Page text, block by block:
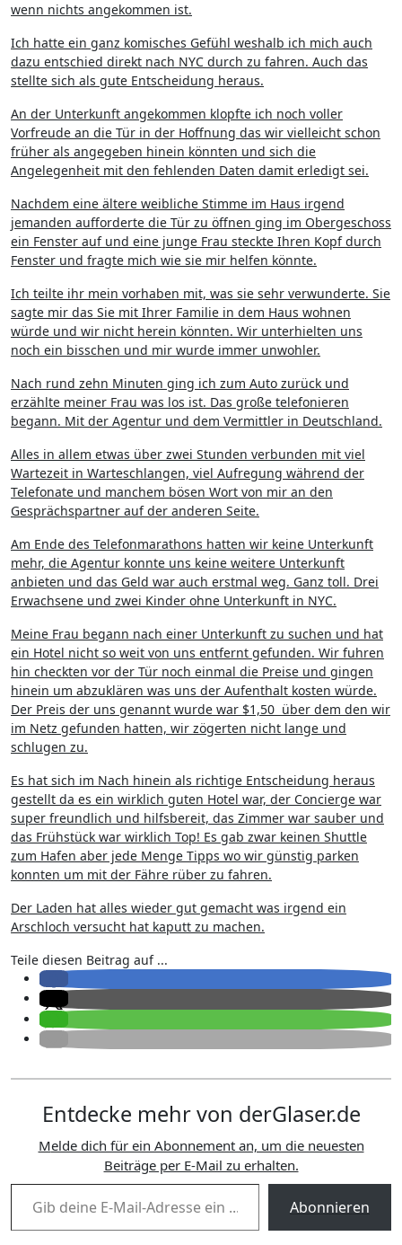
wenn nichts angekommen ist.
Ich hatte ein ganz komisches Gefühl weshalb ich mich auch
dazu entschied direkt nach NYC durch zu fahren. Auch das
stellte sich als gute Entscheidung heraus.
An der Unterkunft angekommen klopfte ich noch voller
Vorfreude an die Tür in der Hoffnung das wir vielleicht schon
früher als angegeben hinein könnten und sich die
Angelegenheit mit den fehlenden Daten damit erledigt sei.
Nachdem eine ältere weibliche Stimme im Haus irgend
jemanden aufforderte die Tür zu öffnen ging im Obergeschoss
ein Fenster auf und eine junge Frau steckte Ihren Kopf durch
Fenster und fragte mich wie sie mir helfen könnte.
Ich teilte ihr mein vorhaben mit, was sie sehr verwunderte. Sie
sagte mir das Sie mit Ihrer Familie in dem Haus wohnen
würde und wir nicht herein könnten. Wir unterhielten uns
noch ein bisschen und mir wurde immer unwohler.
Nach rund zehn Minuten ging ich zum Auto zurück und
erzählte meiner Frau was los ist. Das große telefonieren
begann. Mit der Agentur und dem Vermittler in Deutschland.
Alles in allem etwas über zwei Stunden verbunden mit viel
Wartezeit in Warteschlangen, viel Aufregung während der
Telefonate und manchem bösen Wort von mir an den
Gesprächspartner auf der anderen Seite.
Am Ende des Telefonmarathons hatten wir keine Unterkunft
mehr, die Agentur konnte uns keine weitere Unterkunft
anbieten und das Geld war auch erstmal weg. Ganz toll. Drei
Erwachsene und zwei Kinder ohne Unterkunft in NYC.
Meine Frau begann nach einer Unterkunft zu suchen und hat
ein Hotel nicht so weit von uns entfernt gefunden. Wir fuhren
hin checkten vor der Tür noch einmal die Preise und gingen
hinein um abzuklären was uns der Aufenthalt kosten würde.
Der Preis der uns genannt wurde war $1,50 über dem den wir
im Netz gefunden hatten, wir zögerten nicht lange und
schlugen zu.
Es hat sich im Nach hinein als richtige Entscheidung heraus
gestellt da es ein wirklich guten Hotel war, der Concierge war
super freundlich und hilfsbereit, das Zimmer war sauber und
das Frühstück war wirklich Top! Es gab zwar keinen Shuttle
zum Hafen aber jede Menge Tipps wo wir günstig parken
konnten um mit der Fähre rüber zu fahren.
Der Laden hat alles wieder gut gemacht was irgend ein
Arschloch versucht hat kaputt zu machen.
Teile diesen Beitrag auf ...
Entdecke mehr von derGlaser.de
Melde dich für ein Abonnement an, um die neuesten
Beiträge per E-Mail zu erhalten.
Gib deine E-Mail-Adresse ein ...
Abonnieren